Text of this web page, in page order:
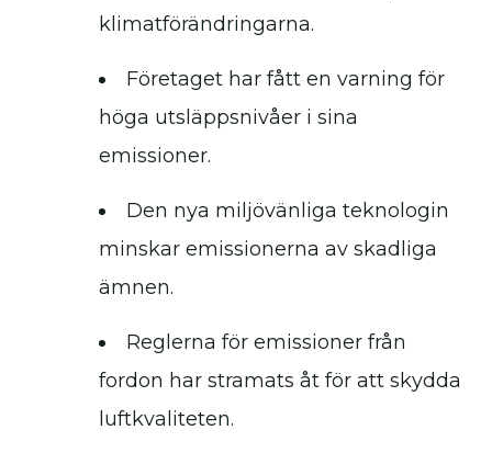
klimatförändringarna.
Företaget har fått en varning för
höga utsläppsnivåer i sina
emissioner.
Den nya miljövänliga teknologin
minskar emissionerna av skadliga
ämnen.
Reglerna för emissioner från
fordon har stramats åt för att skydda
luftkvaliteten.